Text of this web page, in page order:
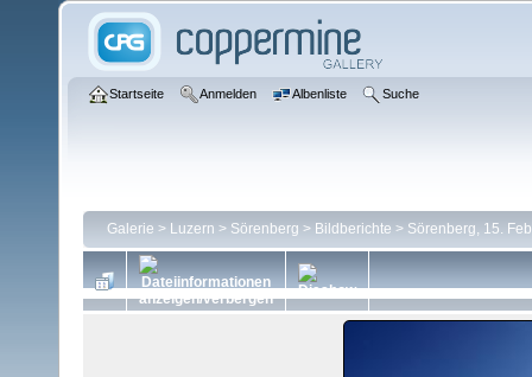
Startseite Anmelden Albenliste Suche
Galerie > Luzern > Sörenberg > Bildberichte > Sörenberg, 15.